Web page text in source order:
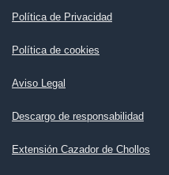
Política de Privacidad
Política de cookies
Aviso Legal
Descargo de responsabilidad
Extensión Cazador de Chollos